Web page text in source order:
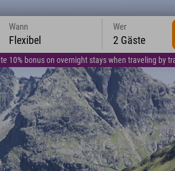
10% bonus on overnight stays when traveling by
Wann
Flexibel
Wer
2 Gäste